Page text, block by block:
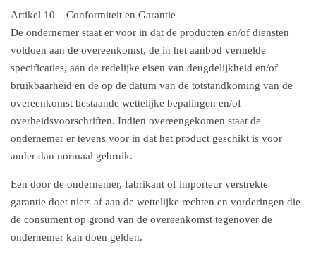
Artikel 10 – Conformiteit en Garantie
De ondernemer staat er voor in dat de producten en/of diensten
voldoen aan de overeenkomst, de in het aanbod vermelde
specificaties, aan de redelijke eisen van deugdelijkheid en/of
bruikbaarheid en de op de datum van de totstandkoming van de
overeenkomst bestaande wettelijke bepalingen en/of
overheidsvoorschriften. Indien overeengekomen staat de
ondernemer er tevens voor in dat het product geschikt is voor
ander dan normaal gebruik.
Een door de ondernemer, fabrikant of importeur verstrekte
garantie doet niets af aan de wettelijke rechten en vorderingen die
de consument op grond van de overeenkomst tegenover de
ondernemer kan doen gelden.